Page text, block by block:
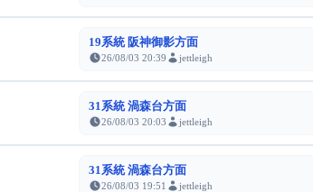
19系統 阪神御影方面
26/08/03 20:39 jettleigh
31系統 渦森台方面
26/08/03 20:03 jettleigh
31系統 渦森台方面
26/08/03 19:51 jettleigh